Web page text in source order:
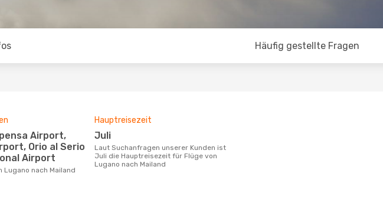
Häufig gestellte Fragen
Orio al Serio
Airport
Hauptreisezeit
Juli
Laut Suchanfragen unserer Kunden ist
Juli die Hauptreisezeit für Flüge von
Lugano nach Mailand